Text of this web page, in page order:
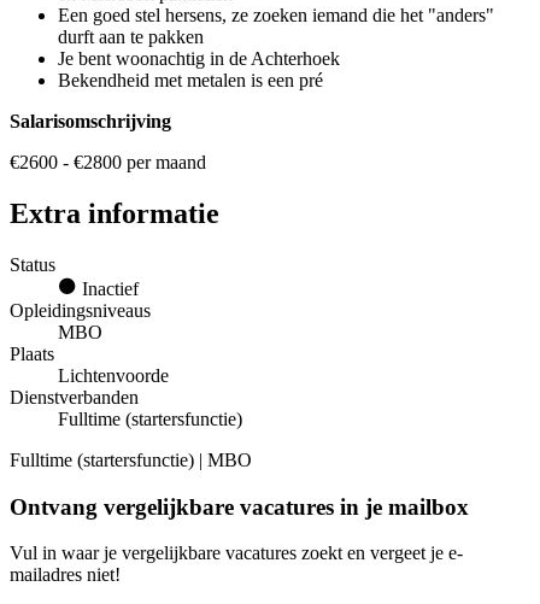
Een goed stel hersens, ze zoeken iemand die het "anders"
durft aan te pakken
Je bent woonachtig in de Achterhoek
Bekendheid met metalen is een pré
Salarisomschrijving
€2600 - €2800 per maand
Extra informatie
Status
Inactief
Opleidingsniveaus
MBO
Plaats
Lichtenvoorde
Dienstverbanden
Fulltime (startersfunctie)
Fulltime (startersfunctie) | MBO
Ontvang vergelijkbare vacatures in je mailbox
Vul in waar je vergelijkbare vacatures zoekt en vergeet je e-
mailadres niet!